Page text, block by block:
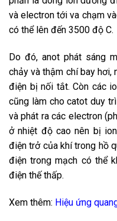
và electron tới va chạm
có thể lên đến 3500 độ C.
Do đó, anot phát sáng
chảy và thậm chí bay hơi,
điện bị nối tắt. Còn các
cũng làm cho catot duy
và phát ra các electron
ở nhiệt độ cao nên bị
điện trở của khí trong hồ
điện trong mạch có thể
điện thế thấp.
Xem thêm: Hiệu ứng